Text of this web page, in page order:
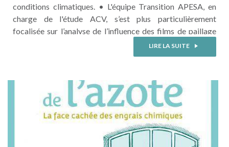
conditions climatiques. • L'équipe Transition APESA, en
charge de l'étude ACV, s’est plus particulièrement
focalisée sur l’analyse de l’influence des films de paillage
sur les impacts environnementaux de la culture de melon
sur l’île de la Guadeloupe et de celle de l’ananas sur l’île de
LIRE LA SUITE
LIRE LA SUITE